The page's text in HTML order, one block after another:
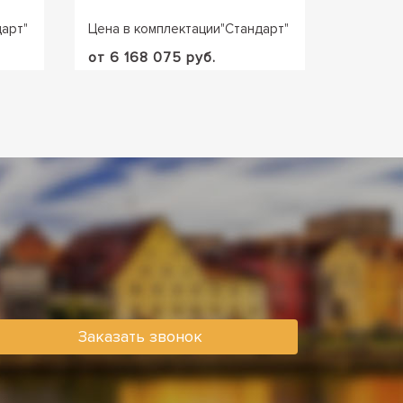
" Цена в комплектации"Стандарт"
от 6 168 075 руб.